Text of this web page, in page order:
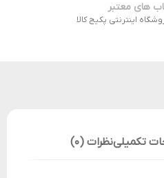
های معتبر
اینترنتی پکیج کالا
تکمیلینظرات (0)